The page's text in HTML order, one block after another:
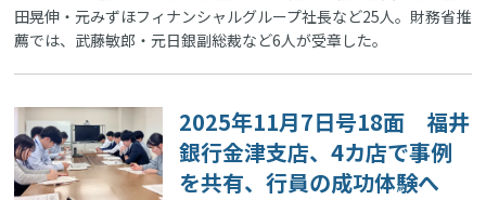
田晃伸・元みずほフィナンシャルグループ社長など25人。財務省推
薦では、武藤敏郎・元日銀副総裁など6人が受章した。
2025年11月7日号18面 福井
銀行金津支店、4カ店で事例
を共有、行員の成功体験へ